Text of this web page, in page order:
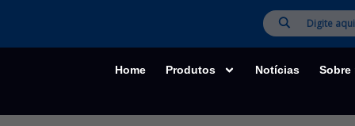
Home Produtos Notícias Sobre